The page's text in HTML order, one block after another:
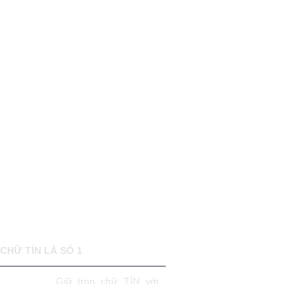
CHỮ TÍN LÀ SỐ 1
Giữ trọn chữ TÍN với